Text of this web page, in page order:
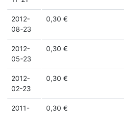
2012-
08-23
0,30 €
2012-
05-23
0,30 €
2012-
02-23
0,30 €
2011-
0,30 €